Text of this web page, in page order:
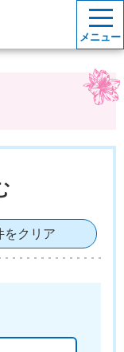
メニュー
をクリア